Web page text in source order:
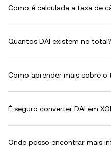
Como é calculada a taxa de
Quantos DAI existem no total?
Como aprender mais sobre o
É seguro converter DAI em
Onde posso encontrar mais